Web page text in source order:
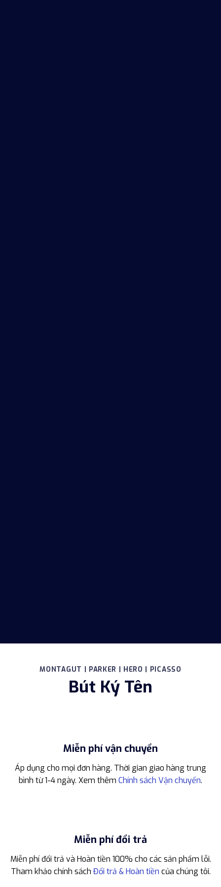
MONTAGUT | PARKER | HERO | PICASSO
Bút Ký Tên
Miễn phí vận chuyển
Áp dụng cho mọi đơn hàng. Thời gian giao hàng trung
bình từ 1-4 ngày. Xem thêm Chính sách Vận chuyển.
Miễn phí đổi trả
Miễn phí đổi trả và Hoàn tiền 100% cho các sản phẩm lỗi.
Tham khảo chính sách Đổi trả & Hoàn tiền của chúng tôi.